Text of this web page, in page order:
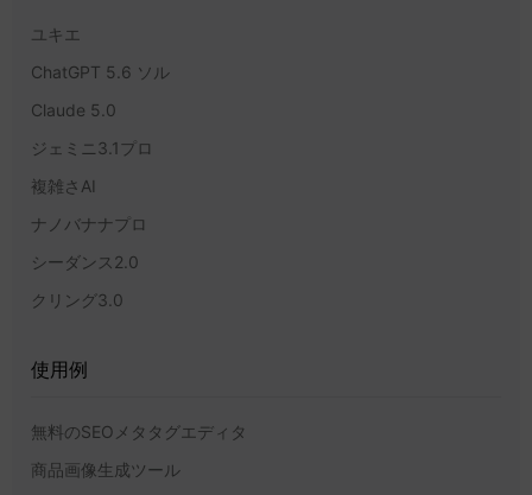
ユキエ
ChatGPT 5.6 ソル
Claude 5.0
ジェミニ3.1プロ
複雑さAI
ナノバナナプロ
シーダンス2.0
クリング3.0
使用例
無料のSEOメタタグエディタ
商品画像生成ツール